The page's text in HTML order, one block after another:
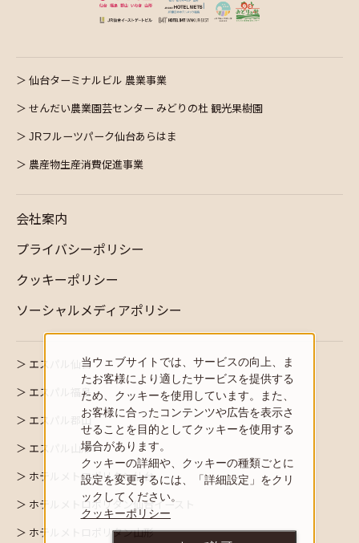
仙台ターミナルビル 農業事業
せんだい農業園芸センター みどりの杜 観光果樹園
JRフルーツパーク仙台あらはま
農産物生産消費促進事業
会社案内
プライバシーポリシー
クッキーポリシー
ソーシャルメディアポリシー
エスパル仙台
エスパル福島
エスパル郡山
エスパル山形
ホテルメトロポリタン仙台
ホテルメトロポリタン仙台イースト
ホテルメトロポリタン山形
当ウェブサイトでは、サービスの向上、ま
たお客様により適したサービスを提供する
ため、クッキーを使用しています。また、
お客様に合ったコンテンツや広告を表示さ
せることを目的としてクッキーを使用する
場合があります。
クッキーの詳細や、クッキーの種類ごとに
設定を変更するには、「詳細設定」をクリ
ックしてください。
クッキーポリシー